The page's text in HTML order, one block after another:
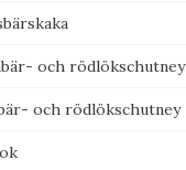
och rödlökschutney
och rödlökschutney